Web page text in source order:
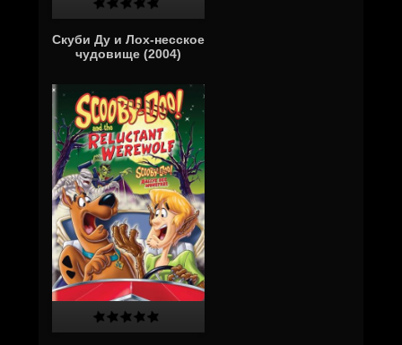
Скуби Ду и Лох-несское
чудовище (2004)